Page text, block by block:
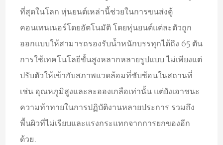
ที่สุดในโลก หุ่นยนต์เหล่านี้ช่วยในการขนส่งตู้
คอนเทนเนอร์โดยอัตโนมัติ โดยหุ่นยนต์แต่ละตัวถูก
ออกแบบให้สามารถรองรับน้ำหนักบรรทุกได้ถึง 65 ตัน
การใช้เทคโนโลยีขั้นสูงหลากหลายรูปแบบ ไม่เพียงแต่
ปรับตัวให้เข้ากับสภาพแวดล้อมที่ซับซ้อนในสถานที่
เช่น อุณหภูมิสูงและละอองเกลือเท่านั้น แต่ยังเอาชนะ
ความท้าทายในการปฏิบัติงานหลายประการ รวมถึง
พื้นผิวที่ไม่เรียบและแรงกระแทกจากการยกของอีก
ด้วย.